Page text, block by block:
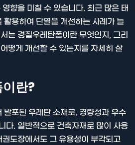
향을 미칠 수 있습니다. 최근 많은 태
활용하여 단열을 개선하는 사례가 늘
는 경질우레탄폼이란 무엇인지, 그리
떻게 개선할 수 있는지를 자세히 살
란?
발포된 우레탄 소재로, 경량성과 우수
다. 일반적으로 건축자재로 많이 사용
도장에서도 그 유용성이 부각되고